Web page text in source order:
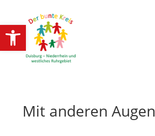
Open toolbar
Mit anderen Augen